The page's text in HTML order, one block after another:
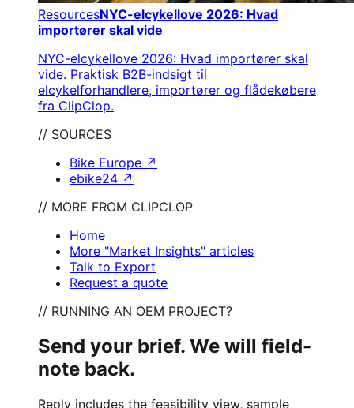
ResourcesNYC-elcykellove 2026: Hvad
importører skal vide
NYC-elcykellove 2026: Hvad importører skal
vide. Praktisk B2B-indsigt til
elcykelforhandlere, importører og flådekøbere
fra ClipClop.
// SOURCES
Bike Europe ↗
ebike24 ↗
// MORE FROM CLIPCLOP
Home
More "Market Insights" articles
Talk to Export
Request a quote
// RUNNING AN OEM PROJECT?
Send your brief. We will field-
note back.
Reply includes the feasibility view, sample